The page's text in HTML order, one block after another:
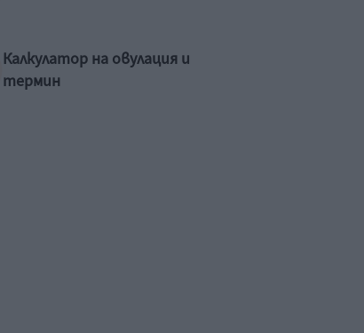
Калкулатор на овулация и
термин